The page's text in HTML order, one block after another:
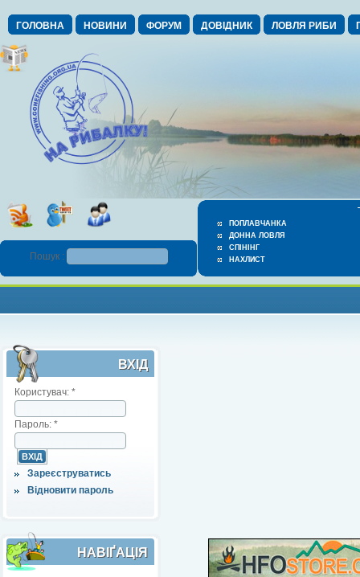
ГОЛОВНА НОВИНИ ФОРУМ ДОВІДНИК ЛОВЛЯ РИБИ
ПОПЛАВЧАНКА
ДОННА ЛОВЛЯ
СПІНІНГ
НАХЛИСТ
Пошук :
ВХІД
Користувач: *
Пароль: *
Зареєструватись
Відновити пароль
НАВІҐАЦІЯ